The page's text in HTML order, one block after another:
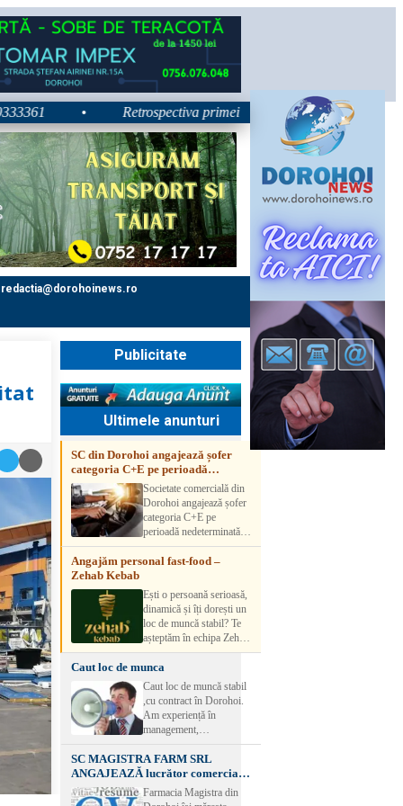
• Retrospectiva primei zile la Zilele Nordului 2026:
redactia@dorohoinews.ro
Publicitate
Ultimele anunturi
SC din Dorohoi angajează șofer
categoria C+E pe perioadă
nedeterminatăSocietate comercială din
Dorohoi angajează șofer
categoria C+E pe
perioadă nedeterminată.
Candidatul trebuie să
aibă experiență și atestat
detalii, vă rog să sunați la
numărul de telefon.
Angajăm personal fast-food –
Zehab Kebab
Ești o persoană serioasă,
dinamică și îți dorești un
loc de muncă stabil? Te
așteptăm în echipa Zehab
Kebab! Posturi
disponibile: -
SHAORMAR AJUTOR
BUCATAR 2/posturi -
LUCRATOR
COMERCIAL
VANZATOR /2 posturi
OFERIM : Contract de
muncă Program flexibil
Salariu motivant, în
funcție de experienț
Caut loc de munca
Caut loc de muncă stabil
,cu contract în Dorohoi.
Am experiență în
management,
contabilitate, ospătărie .
Rog seriozitate
SC MAGISTRA FARM SRL
ANGAJEAZĂ lucrător comercial –
DOROHOI
Farmacia Magistra din